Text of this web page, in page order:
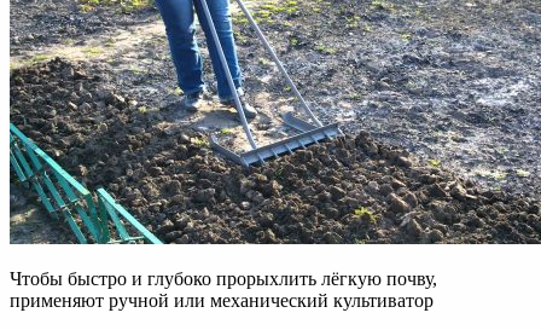
Чтобы быстро и глубоко прорыхлить лёгкую почву,
применяют ручной или механический культиватор